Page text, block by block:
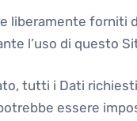
liberamente forniti
l’uso di questo
tutti i Dati
essere